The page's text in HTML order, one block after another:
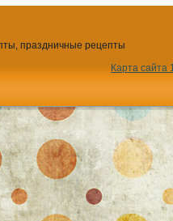
праздничные рецепты
Карта сайта